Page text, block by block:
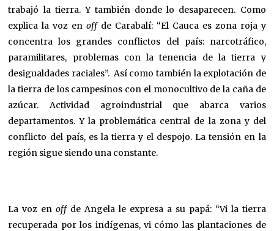
trabajó la tierra. Y también donde lo desaparecen. Como
explica la voz enoffde Carabalí: “El Cauca es zona roja y
concentra los grandes conflictos del país: narcotráfico,
paramilitares, problemas con la tenencia de la tierra y
desigualdades raciales”. Así como también la explotación de
la tierra de los campesinos con el monocultivo de la caña de
azúcar. Actividad agroindustrial que abarca varios
departamentos. Y la problemática central de la zona y del
conflicto del país, es la tierra y el despojo. La tensión en la
región sigue siendo una constante.
La voz enoff de Angela le expresa a su papá: “Vi la tierra
recuperada por los indígenas, vi cómo las plantaciones de